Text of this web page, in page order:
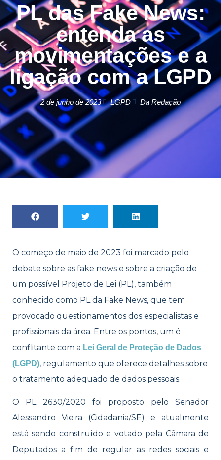
PL das Fake News:
entenda as
movimentações e a
ligação com a LGPD
2 de junho de 2023 LGPD Da Redação
O começo de maio de 2023 foi marcado pelo
debate sobre as fake news e sobre a criação de
um possível Projeto de Lei (PL), também
conhecido como PL da Fake News, que tem
provocado questionamentos dos especialistas e
profissionais da área. Entre os pontos, um é
conflitante com a Lei Geral de Proteção de Dados
(LGPD), regulamento que oferece detalhes sobre
o tratamento adequado de dados pessoais.
O PL 2630/2020 foi proposto pelo Senador
Alessandro Vieira (Cidadania/SE) e atualmente
está sendo construído e votado pela Câmara de
Deputados a fim de regular as redes sociais e